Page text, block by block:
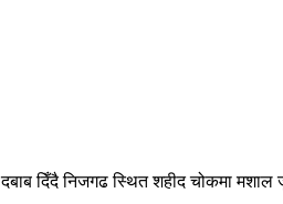
दिँदै निजगढ स्थित शहीद चोकमा मशाल